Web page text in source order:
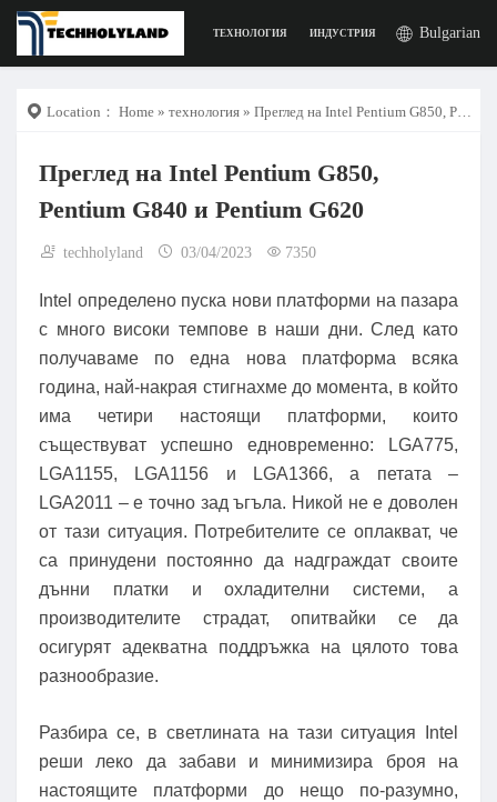
ТЕХНОЛОГИЯ ИНДУСТРИЯ РАБОТАBulgarian
Location： Home » технология » Преглед на Intel Pentium G850, Pentium G840 и Pentium G620
Преглед на Intel Pentium G850,
Pentium G840 и Pentium G620
techholyland 03/04/2023 7350
Intel определено пуска нови платформи на пазара
с много високи темпове в наши дни. След като
получаваме по една нова платформа всяка
година, най-накрая стигнахме до момента, в който
има четири настоящи платформи, които
съществуват успешно едновременно: LGA775,
LGA1155, LGA1156 и LGA1366, а петата –
LGA2011 – е точно зад ъгъла. Никой не е доволен
от тази ситуация. Потребителите се оплакват, че
са принудени постоянно да надграждат своите
дънни платки и охладителни системи, а
производителите страдат, опитвайки се да
осигурят адекватна поддръжка на цялото това
разнообразие.
Разбира се, в светлината на тази ситуация Intel
реши леко да забави и минимизира броя на
настоящите платформи до нещо по-разумно,